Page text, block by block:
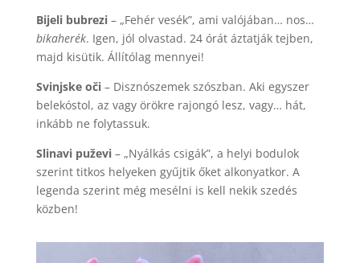
Bijeli bubrezi– „Fehér vesék”, ami valójában… nos…
bikaherék. Igen, jól olvastad. 24 órát áztatják tejben,
majd kisütik. Állítólag mennyei!
Svinjske oči– Disznószemek szószban. Aki egyszer
belekóstol, az vagy örökre rajongó lesz, vagy… hát,
inkább ne folytassuk.
Slinavi puževi– „Nyálkás csigák”, a helyi bodulok
szerint titkos helyeken gyűjtik őket alkonyatkor. A
legenda szerint még mesélni is kell nekik szedés
közben!